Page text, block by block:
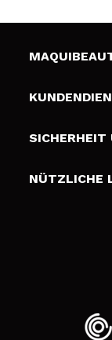
Über uns
Liefer- und
Zahlung
SICHERHEIT
NÜTZLICHE